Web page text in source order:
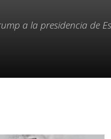
a la presidencia de